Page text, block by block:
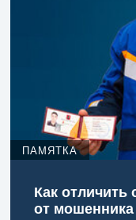
ПАМЯТКА
Как
от мошенника